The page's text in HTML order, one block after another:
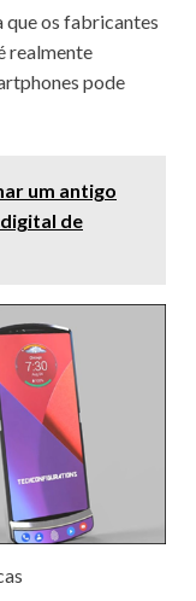
que os fabricantes
realmente
pode
um antigo
de